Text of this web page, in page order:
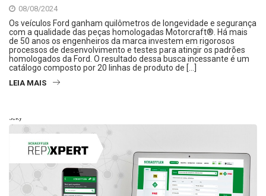
08/08/2024
Os veículos Ford ganham quilômetros de longevidade e segurança
com a qualidade das peças homologadas Motorcraft®. Há mais
de 50 anos os engenheiros da marca investem em rigorosos
processos de desenvolvimento e testes para atingir os padrões
homologados da Ford. O resultado dessa busca incessante é um
catálogo composto por 20 linhas de produto de […]
LEIA MAIS
Sticky